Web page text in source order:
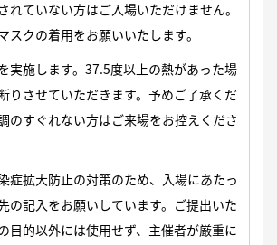
ていない方はご入場いただけません。
スクの着用をお願いいたします。
実施します。37.5度以上の熱があった場
りさせていただきます。予めご了承くだ
のすぐれない方はご来場をお控えくださ
症拡大防止の対策のため、入場にあたっ
の記入をお願いしています。ご提出いた
目的以外には使用せず、主催者が厳重に